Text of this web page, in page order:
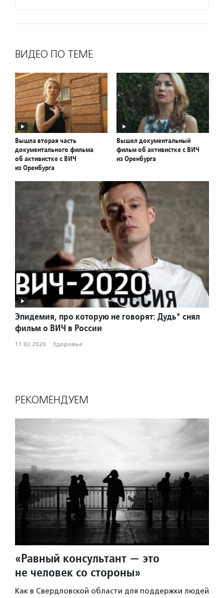
ВИДЕО ПО ТЕМЕ
Вышла вторая часть
документального фильма
об активистке с ВИЧ
из Оренбурга
Вышел документальный
фильм об активистке с ВИЧ
из Оренбурга
Эпидемия, про которую не говорят: Дудь* снял
фильм о ВИЧ в России
11.02.2020 · Здоровье
РЕКОМЕНДУЕМ
«Равный консультант — это
не человек со стороны»
Как в Свердловской области для поддержки людей